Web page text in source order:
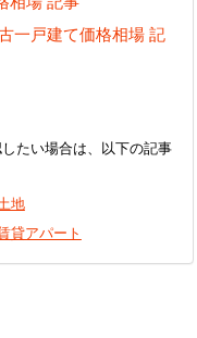
一戸建て価格相場 記
たい場合は、以下の記事
地
貸アパート